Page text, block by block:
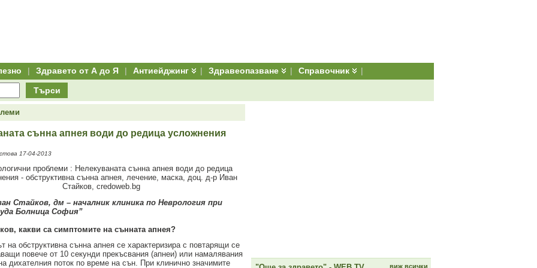
| Здравето от А до Я | Антиейджинг | Здравеопазване | Справочник |
Търси
сънна апнея води до редица усложнения
17-04-2013
Стайков, дм – началник клиника по Неврология при
Болница София”
какви са симптомите на сънната апнея?
на обструктивна сънна апнея се характеризира с повтарящи се
повече от 10 секунди прекъсвания (апнеи) или намалявания
дихателния поток по време на сън. При клинично значимите
виж всички